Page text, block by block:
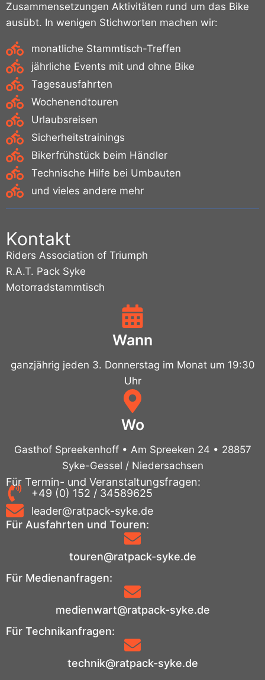
Zusammensetzungen Aktivitäten rund um das Bike
ausübt. In wenigen Stichworten machen wir:
monatliche Stammtisch-Treffen
jährliche Events mit und ohne Bike
Tagesausfahrten
Wochenendtouren
Urlaubsreisen
Sicherheitstrainings
Bikerfrühstück beim Händler
Technische Hilfe bei Umbauten
und vieles andere mehr
Kontakt
Riders Association of Triumph
R.A.T. Pack Syke
Motorradstammtisch
Wann
ganzjährig jeden 3. Donnerstag im Monat um 19:30
Uhr
Wo
Gasthof Spreekenhoff • Am Spreeken 24 • 28857
Syke-Gessel / Niedersachsen
Für Termin- und Veranstaltungsfragen:
+49 (0) 152 / 34589625
leader@ratpack-syke.de
Für Ausfahrten und Touren:
touren@ratpack-syke.de
Für Medienanfragen:
medienwart@ratpack-syke.de
Für Technikanfragen:
technik@ratpack-syke.de